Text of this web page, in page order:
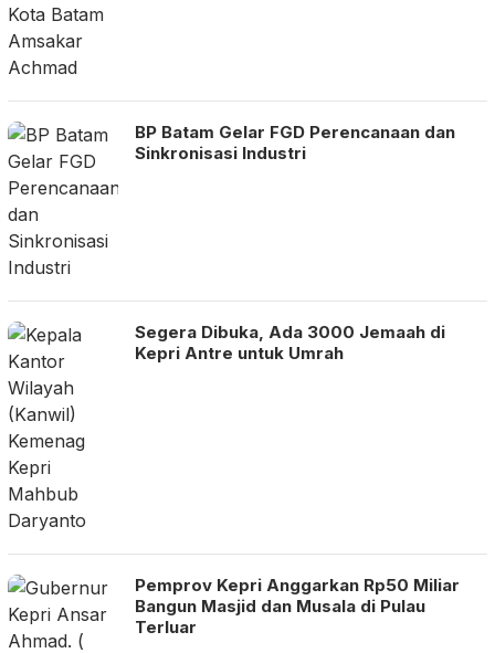
BP Batam Gelar FGD Perencanaan dan
Sinkronisasi Industri
Segera Dibuka, Ada 3000 Jemaah di
Kepri Antre untuk Umrah
Pemprov Kepri Anggarkan Rp50 Miliar
Bangun Masjid dan Musala di Pulau
Terluar